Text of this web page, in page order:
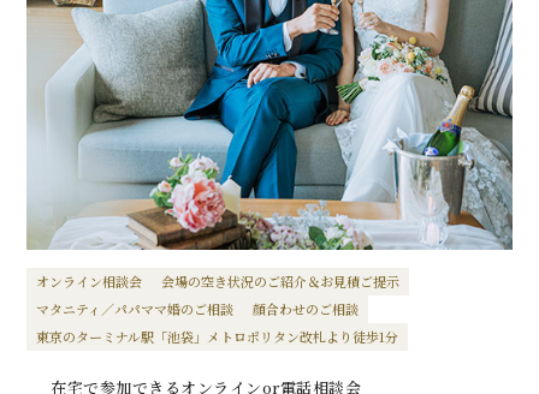
オンライン相談会
会場の空き状況のご紹介＆お見積ご提示
マタニティ／パパママ婚のご相談
顔合わせのご相談
東京のターミナル駅「池袋」メトロポリタン改札より徒歩1分
在宅で参加できるオンラインor電話相談会